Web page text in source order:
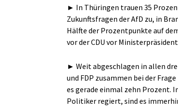
► In Thüringen trauen 35
Zukunftsfragen der AfD zu, in
Hälfte der Prozentpunkte auf
vor der CDU vor
► Weit abgeschlagen in allen
und FDP zusammen bei der
es gerade einmal zehn Prozent.
Politiker regiert, sind es